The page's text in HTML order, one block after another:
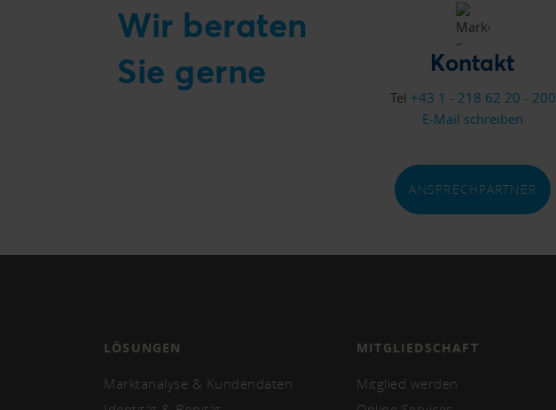
Wir beraten
Sie gerne
Kontakt
Tel +43 1 - 218 62 20 - 200
E-Mail schreiben
ANSPRECHPARTNER
LÖSUNGEN
Marktanalyse & Kundendaten
MITGLIEDSCHAFT
Mitglied werden